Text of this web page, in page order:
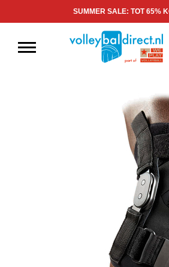
SUMMER SALE: TOT 65%